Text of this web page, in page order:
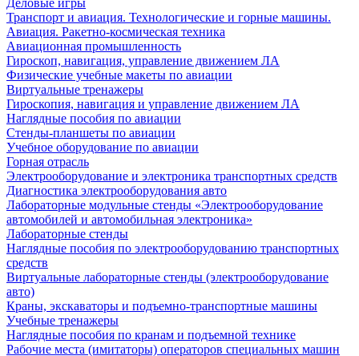
Деловые игры
Транспорт и авиация. Технологические и горные машины.
Авиация. Ракетно-космическая техника
Авиационная промышленность
Гироскоп, навигация, управление движением ЛА
Физические учебные макеты по авиации
Виртуальные тренажеры
Гироскопия, навигация и управление движением ЛА
Наглядные пособия по авиации
Стенды-планшеты по авиации
Учебное оборудование по авиации
Горная отрасль
Электрооборудование и электроника транспортных средств
Диагностика электрооборудования авто
Лабораторные модульные стенды «Электрооборудование
автомобилей и автомобильная электроника»
Лабораторные стенды
Наглядные пособия по электрооборудованию транспортных
средств
Виртуальные лабораторные стенды (электрооборудование
авто)
Краны, экскаваторы и подъемно-транспортные машины
Учебные тренажеры
Наглядные пособия по кранам и подъемной технике
Рабочие места (имитаторы) операторов специальных машин